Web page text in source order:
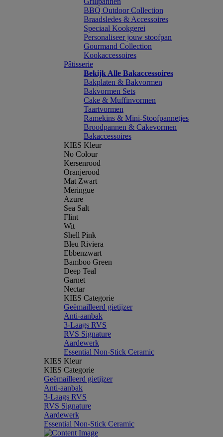
BBQ Outdoor Collection
Braadsledes & Accessoires
Speciaal Kookgerei
Personaliseer jouw stoofpan
Gourmand Collection
Kookaccessoires
Pâtisserie
Bekijk Alle Bakaccessoires
Bakplaten & Bakvormen
Bakvormen Sets
Cake & Muffinvormen
Taartvormen
Ramekins & Mini-Stoofpannetjes
Broodpannen & Cakevormen
Bakaccessoires
KIES Kleur
No Colour
Kersenrood
Oranjerood
Mat Zwart
Meringue
Azure
Sea Salt
Flint
Wit
Shell Pink
Bleu Riviera
Ebbenzwart
Bamboo Green
Deep Teal
Garnet
Nectar
KIES Categorie
Geëmailleerd gietijzer
Anti-aanbak
3-Laags RVS
RVS Signature
Aardewerk
Essential Non-Stick Ceramic
KIES Kleur
KIES Categorie
Geëmailleerd gietijzer
Anti-aanbak
3-Laags RVS
RVS Signature
Aardewerk
Essential Non-Stick Ceramic